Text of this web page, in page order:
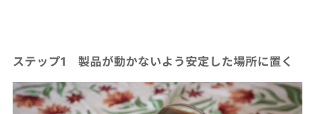
ステップ1 製品が動かないよう安定した場所に置く